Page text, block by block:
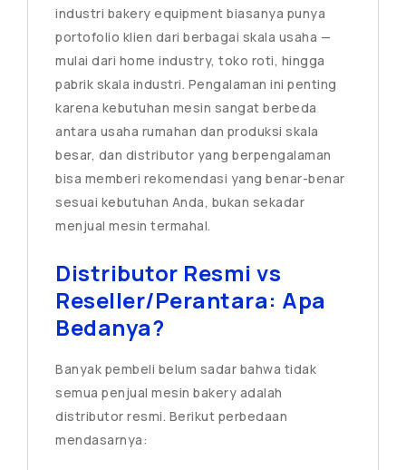
industri bakery equipment biasanya punya
portofolio klien dari berbagai skala usaha —
mulai dari home industry, toko roti, hingga
pabrik skala industri. Pengalaman ini penting
karena kebutuhan mesin sangat berbeda
antara usaha rumahan dan produksi skala
besar, dan distributor yang berpengalaman
bisa memberi rekomendasi yang benar-benar
sesuai kebutuhan Anda, bukan sekadar
menjual mesin termahal.
Distributor Resmi vs
Reseller/Perantara: Apa
Bedanya?
Banyak pembeli belum sadar bahwa tidak
semua penjual mesin bakery adalah
distributor resmi. Berikut perbedaan
mendasarnya: